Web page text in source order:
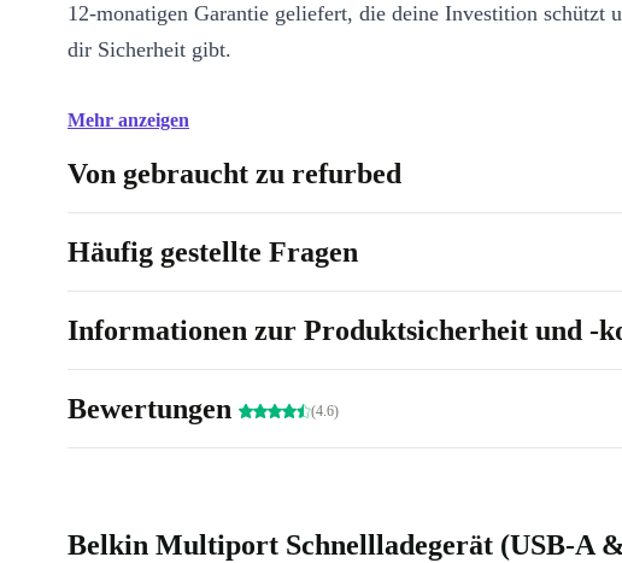
12-monatigen Garantie geliefert, die deine Investition schützt
dir Sicherheit gibt.
Mehr anzeigen
Von gebraucht zu refurbed
Häufig gestellte Fragen
Informationen zur Produktsicherheit und -
Bewertungen (4.6)
Belkin Multiport Schnellladegerät (USB-A